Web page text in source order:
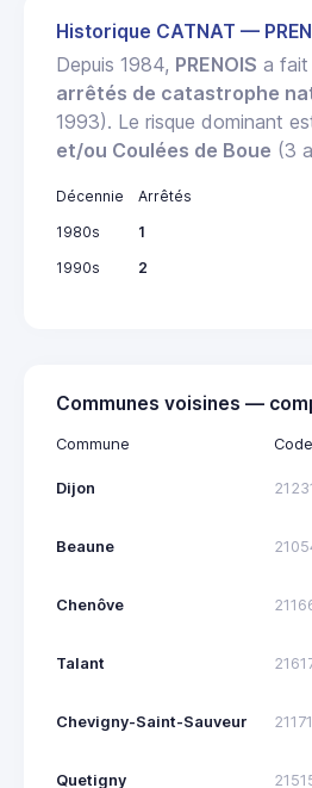
Historique CATNAT —
Depuis 1984, PRENOIS a
arrêtés de catastrophe
1993). Le risque dominant
et/ou Coulées de Boue (3
Décennie
Arrêtés
1980s
1
1990s
2
Communes voisines —
Commune
Dijon
Beaune
Chenôve
Talant
Chevigny-Saint-Sauveur 21171
Quetigny